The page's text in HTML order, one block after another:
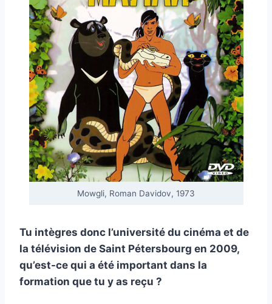
Mowgli, Roman Davidov, 1973
Tu intègres donc l’université du cinéma et de
la télévision de Saint Pétersbourg en 2009,
qu’est-ce qui a été important dans la
formation que tu y as reçu ?